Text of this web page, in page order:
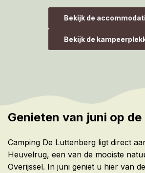
Bekijk de
Bekijk de
Genieten van juni op
Camping De Luttenberg ligt direct
Heuvelrug, een van de mooiste
Overijssel. In juni geniet u hier van